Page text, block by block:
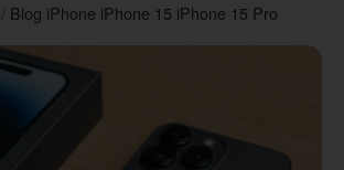
/ Blog iPhone iPhone 15 iPhone 15 Pro